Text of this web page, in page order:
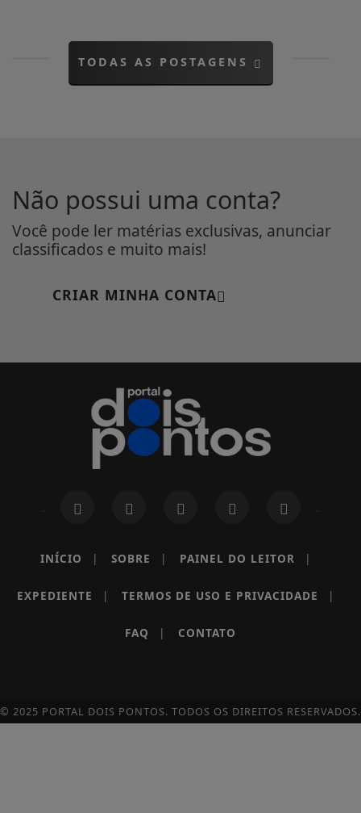
TODAS AS POSTAGENS
Não possui uma conta?
Você pode ler matérias exclusivas, anunciar
classificados e muito mais!
CRIAR MINHA CONTA
INÍCIO | SOBRE | PAINEL DO LEITOR |
EXPEDIENTE | TERMOS DE USO E PRIVACIDADE |
FAQ | CONTATO
© 2025 PORTAL DOIS PONTOS. TODOS OS DIREITOS RESERVADOS.